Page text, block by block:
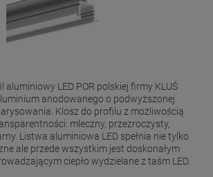
aluminiowy LED POR polskiej firmy KLUŚ
anodowanego o podwyższonej
Klosz do profilu z możliwością
mleczny, przezroczysty,
Listwa aluminiowa LED spełnia nie tylko
ale przede wszystkim jest doskonałym
ciepło wydzielane z taśm LED.